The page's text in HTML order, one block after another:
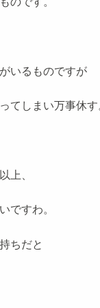
いるものですが
てしまい万事休す
上、
ですわ。
ちだと